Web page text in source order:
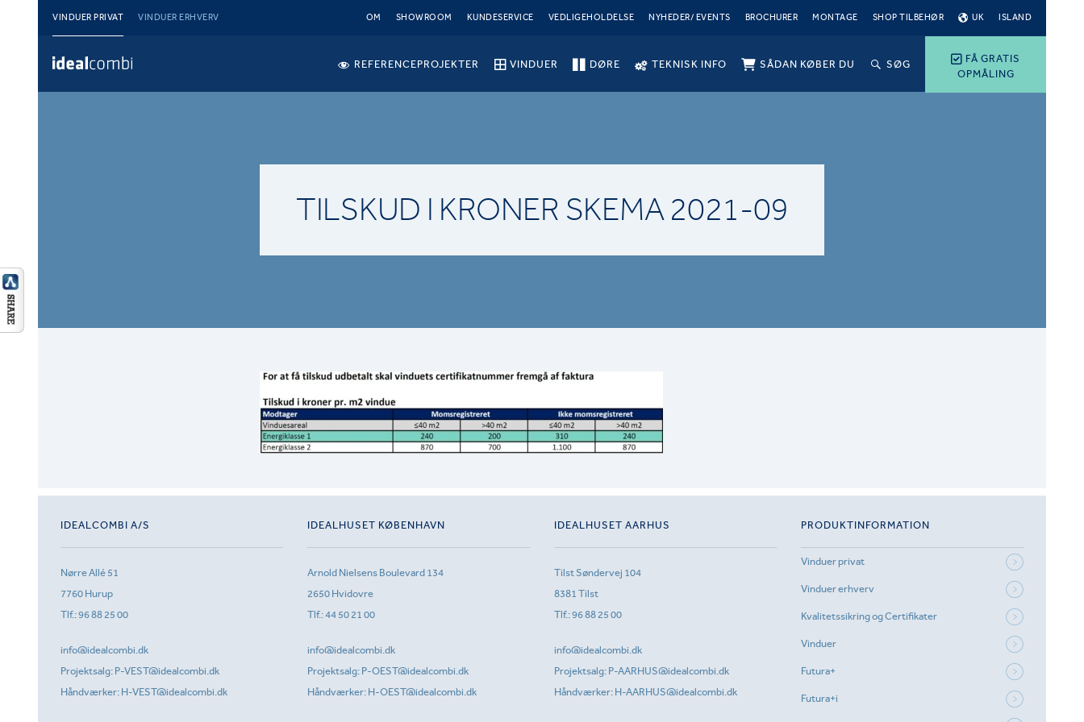
VINDUER PRIVAT VINDUER ERHVERV OM SHOWROOM KUNDESERVICE VEDLIGEHOLDELSE NYHEDER/ EVENTS BROCHURER MONTAGE SHOP TILBEHØR UK ISLAND
FÅ GRATIS
OPMÅLING
REFERENCEPROJEKTER VINDUER DØRE TEKNISK INFO SÅDAN KØBER DU SØG
TILSKUD I KRONER SKEMA 2021-09
IDEALCOMBI A/S
Nørre Allé 51
7760 Hurup
Tlf.:96 88 25 00
info@idealcombi.dk
Projektsalg: P-VEST@idealcombi.dk
Håndværker: H-VEST@idealcombi.dk
IDEALHUSET KØBENHAVN
Arnold Nielsens Boulevard 134
2650 Hvidovre
Tlf.:44 50 21 00
info@idealcombi.dk
Projektsalg: P-OEST@idealcombi.dk
Håndværker: H-OEST@idealcombi.dk
IDEALHUSET AARHUS
Tilst Søndervej 104
8381 Tilst
Tlf.:96 88 25 00
info@idealcombi.dk
Projektsalg: P-AARHUS@idealcombi.dk
Håndværker: H-AARHUS@idealcombi.dk
PRODUKTINFORMATION
Vinduer privat
Vinduer erhverv
Kvalitetssikring og Certifikater
Vinduer
Futura+
Futura+i